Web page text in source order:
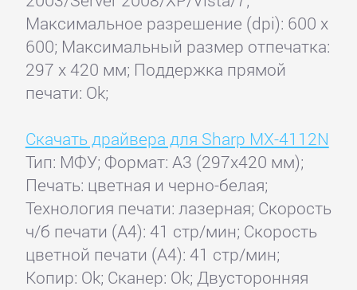
Максимальное разрешение (dpi): 600 x
600; Максимальный размер отпечатка:
297 x 420 мм; Поддержка прямой
печати: Ok;
Скачать драйвера для Sharp MX-4112N
Тип: МФУ; Формат: A3 (297x420 мм);
Печать: цветная и черно-белая;
Технология печати: лазерная; Скорость
ч/б печати (А4): 41 стр/мин; Скорость
цветной печати (А4): 41 стр/мин;
Копир: Ok; Сканер: Ok; Двусторонняя